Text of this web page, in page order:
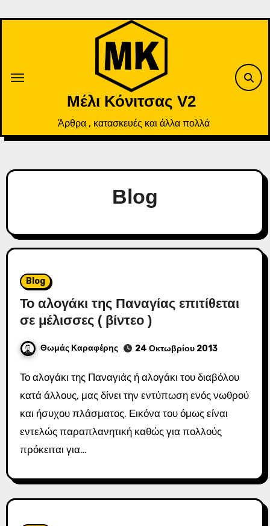
Μέλι Κόνιτσας V2
Άρθρα , κατασκευές και άλλα πολλά
Blog
Blog
Το αλογάκι της Παναγίας επιτίθεται
σε μέλισσες ( βίντεο )
Θωμάς Καραφέρης 24 Οκτωβρίου 2013
Το αλογάκι της Παναγιάς ή αλογάκι του διαβόλου
κατά άλλους, μας δίνει την εντύπωση ενός νωθρού
και ήσυχου πλάσματος. Εικόνα του όμως είναι
εντελώς παραπλανητική καθώς για πολλούς
πρόκειται για…